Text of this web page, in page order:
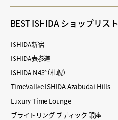
BEST ISHIDA ショップリスト
ISHIDA新宿
ISHIDA表参道
ISHIDA N43°（札幌）
TimeVallée ISHIDA Azabudai Hills
Luxury Time Lounge
ブライトリング ブティック 銀座